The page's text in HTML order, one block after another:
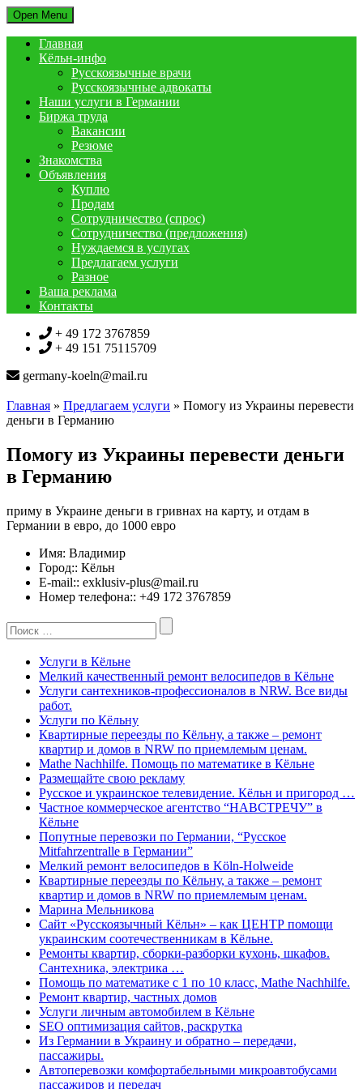
Open Menu
Главная
Кёльн-инфо
Русскоязычные врачи
Русскоязычные адвокаты
Наши услуги в Германии
Биржа труда
Вакансии
Резюме
Знакомства
Объявления
Куплю
Продам
Сотрудничество (спрос)
Сотрудничество (предложения)
Нуждаемся в услугах
Предлагаем услуги
Разное
Ваша реклама
Контакты
+ 49 172 3767859
+ 49 151 75115709
germany-koeln@mail.ru
Главная » Предлагаем услуги » Помогу из Украины перевести
деньги в Германию
Помогу из Украины перевести деньги
в Германию
приму в Украине деньги в гривнах на карту, и отдам в
Германии в евро, до 1000 евро
Имя: Владимир
Город:: Кёльн
E-mail:: exklusiv-plus@mail.ru
Номер телефона:: +49 172 3767859
Search
for:
Услуги в Кёльне
Мелкий качественный ремонт велосипедов в Кёльне
Услуги сантехников-профессионалов в NRW. Все виды
работ.
Услуги по Кёльну
Квартирные переезды по Кёльну, а также – ремонт
квартир и домов в NRW по приемлемым ценам.
Mathe Nachhilfe. Помощь по математике в Кёльне
Размещайте свою рекламу
Русское и украинское телевидение. Кёльн и пригород …
Частное коммерческое агентство “НАВСТРЕЧУ” в
Кёльне
Попутные перевозки по Германии, “Русское
Mitfahrzentralle в Германии”
Мелкий ремонт велосипедов в Köln-Holweide
Квартирные переезды по Кёльну, а также – ремонт
квартир и домов в NRW по приемлемым ценам.
Марина Мельникова
Сайт «Русскоязычный Кёльн» – как ЦЕНТР помощи
украинским соотечественникам в Кёльне.
Ремонты квартир, сборки-разборки кухонь, шкафов.
Сантехника, электрика …
Помощь по математике с 1 по 10 класс, Mathe Nachhilfe.
Ремонт квартир, частных домов
Услуги личным автомобилем в Кёльне
SEO оптимизация сайтов, раскрутка
Из Германии в Украину и обратно – передачи,
пассажиры.
Автоперевозки комфортабельными микроавтобусами
пассажиров и передач